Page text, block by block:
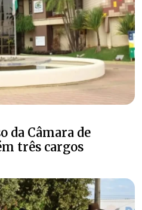
da Câmara de
três cargos